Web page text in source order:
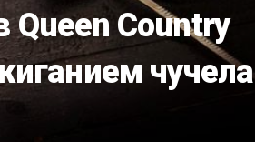
Country
чучела